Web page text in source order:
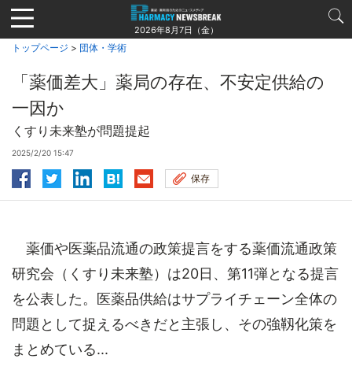
Jump
to
navigation
2026年8月7日（金）
トップページ > 団体・学術
「薬価差大」薬局の存在、不安定供給の
一因か
くすり未来塾が問題提起
2025/2/20 15:47
保存
薬価や医薬品流通の政策提言をする薬価流通政策
研究会（くすり未来塾）は20日、第11弾となる提言
を公表した。医薬品供給はサプライチェーン全体の
問題として捉えるべきだと主張し、その強靱化策を
まとめている...